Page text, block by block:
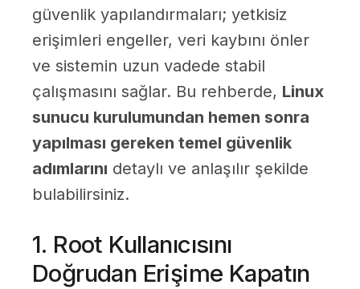
güvenlik yapılandırmaları; yetkisiz
erişimleri engeller, veri kaybını önler
ve sistemin uzun vadede stabil
çalışmasını sağlar. Bu rehberde, Linux
sunucu kurulumundan hemen sonra
yapılması gereken temel güvenlik
adımlarını detaylı ve anlaşılır şekilde
bulabilirsiniz.
1. Root Kullanıcısını
Doğrudan Erişime Kapatın